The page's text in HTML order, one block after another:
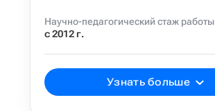
Узнать больше
Научно-педагогический стаж работы
с 2012 г.